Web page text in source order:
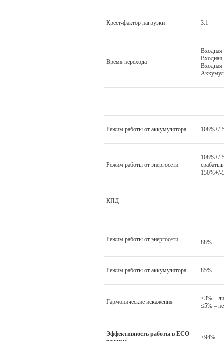
Крест-фактор нагрузки 3:1
Время перехода
Режим работы от аккумулятора 108%+/-
Режим работы от энергосети
150%+/-
КПД
Режим работы от энергосети 88%
Режим работы от аккумулятора 85%
Гармонические искажения
≤3% –
≤5% –
Эффективность работы в ECO
≥94%